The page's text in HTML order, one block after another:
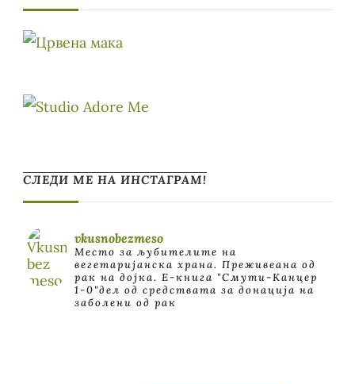
СЛЕДИ МЕ НА ИНСТАГРАМ!
vkusnobezmeso
Место за љубителите на
вегетаријанска храна. Преживеана од
рак на дојка. E-книга "Смути-Канцер
1-0"дел од средствата за донација на
заболени од рак